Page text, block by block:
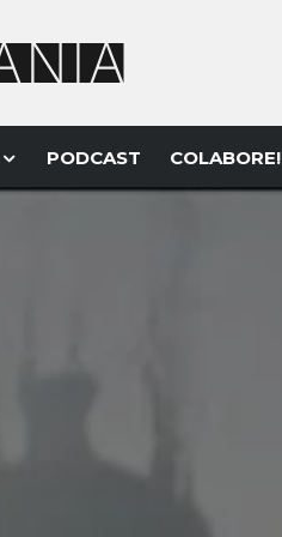
PODCAST COLABORE!